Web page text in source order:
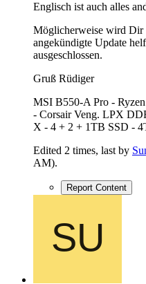
Englisch ist auch alles
Möglicherweise wird Dir
angekündigte Update
ausgeschlossen.
Gruß Rüdiger
MSI B550-A Pro -
- Corsair Veng. LPX
X - 4 + 2 + 1TB SSD -
Edited 2 times, last by
AM).
Report Content